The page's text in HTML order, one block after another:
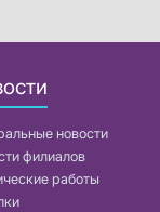
новости
филиалов
работы